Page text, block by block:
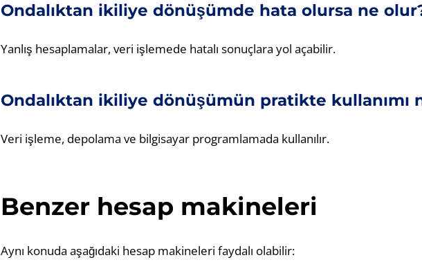
Ondalıktan ikiliye dönüşümde hata olursa ne
Yanlış hesaplamalar, veri işlemede hatalı sonuçlara yol açabilir.
Ondalıktan ikiliye dönüşümün pratikte kullanımı
Veri işleme, depolama ve bilgisayar programlamada kullanılır.
Benzer hesap makineleri
Aynı konuda aşağıdaki hesap makineleri faydalı olabilir: